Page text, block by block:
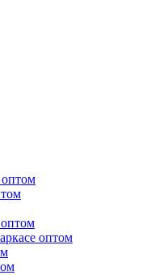
оптом